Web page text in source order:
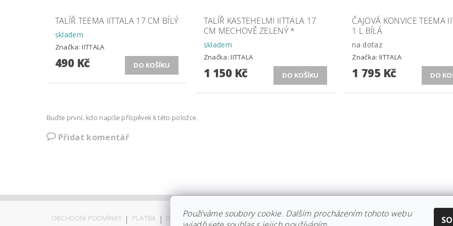
TALÍŘ TEEMA IITTALA 17 CM BÍLÝ
skladem
Značka:IITTALA
490 Kč
TALÍŘ KASTEHELMI IITTALA 17
CM MECHOVĚ ZELENÝ *
skladem
Značka:IITTALA
1 150 Kč
ČAJOVÁ KONVICE TEEMA
1 L BÍLÁ
na dotaz
Značka:IITTALA
1 795 Kč
Buďte první, kdo napíše příspěvek k této položce.
Přidat komentář
OBCHODNÍ PODMÍNKY | PLATBA | DOPRAVA | KOLEKCE IITTALA | KOLEKCE STELTON | DISTRIBUCE IITTALA | REKLAMACE/
Používáme soubory cookie. Dalším procházením tohoto webu